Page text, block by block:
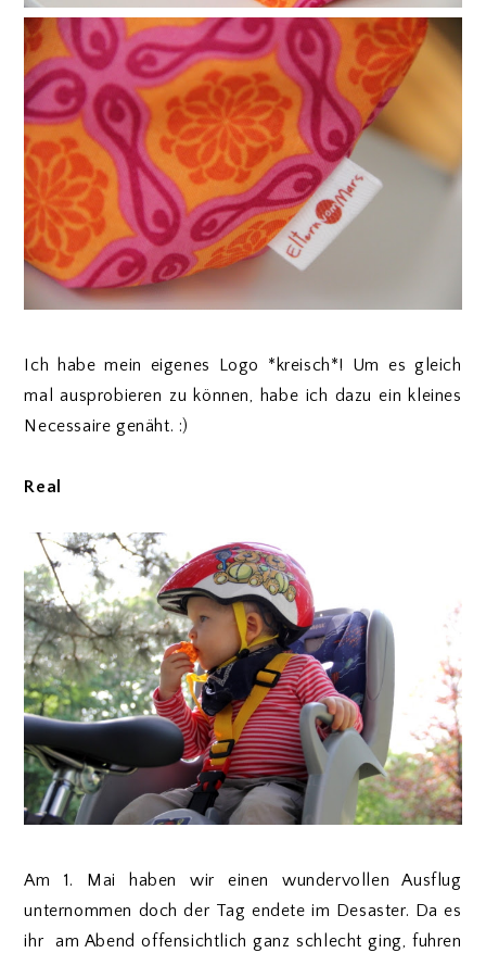
Ich habe mein eigenes Logo *kreisch*! Um es gleich
mal ausprobieren zu können, habe ich dazu ein kleines
Necessaire genäht. :)
Real
Am 1. Mai haben wir einen wundervollen Ausflug
unternommen doch der Tag endete im Desaster. Da es
ihr am Abend offensichtlich ganz schlecht ging, fuhren